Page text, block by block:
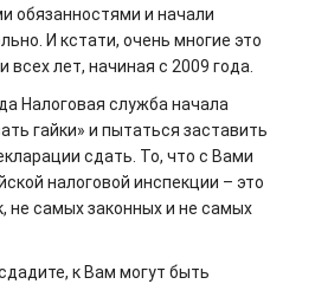
обязанностями и начали
И кстати, очень многие это
лет, начиная с 2009 года.
Налоговая служба начала
гайки» и пытаться заставить
сдать. То, что с Вами
налоговой инспекции – это
не самых законных и не самых
к Вам могут быть